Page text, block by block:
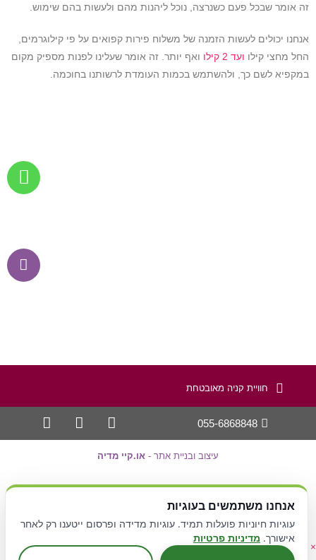
זה אומר שבכל פעם כשנרצה, נוכל ליהנות מהם ולעשות בהם שימוש.
אנחנו יכולים לעשות הזמנה של משלוח פירות קפואים על פי קילוגרמים,
החל מחצי קילו ועד 2 קילו
ואף יותר. זה אומר שעלינו לפנות מספיק מקום
במקפיא לשם כך, ולהשתמש בכמות העומדת לרשותנו בחוכמה.
חוויית קניה מאובטחת
055-6868848
עיצוב ובניית אתר - או.קיי מדיה
קידום אתרים Avinu.co.il
תקנון אתר
×
אנחנו משתמשים בעוגיות
עוגיות חיוניות פועלות תמיד. עוגיות מדידה ופרסום ייטענו רק לאחר
אישורך. מדיניות פרטיות